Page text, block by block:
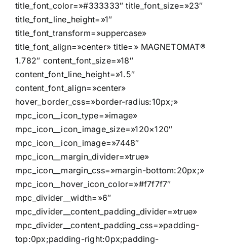
title_font_color=»#333333″ title_font_size=»23″
title_font_line_height=»1″
title_font_transform=»uppercase»
title_font_align=»center» title=» MAGNETOMAT®
1.782″ content_font_size=»18″
content_font_line_height=»1.5″
content_font_align=»center»
hover_border_css=»border-radius:10px;»
mpc_icon__icon_type=»image»
mpc_icon__icon_image_size=»120×120″
mpc_icon__icon_image=»7448″
mpc_icon__margin_divider=»true»
mpc_icon__margin_css=»margin-bottom:20px;»
mpc_icon__hover_icon_color=»#f7f7f7″
mpc_divider__width=»6″
mpc_divider__content_padding_divider=»true»
mpc_divider__content_padding_css=»padding-
top:0px;padding-right:0px;padding-